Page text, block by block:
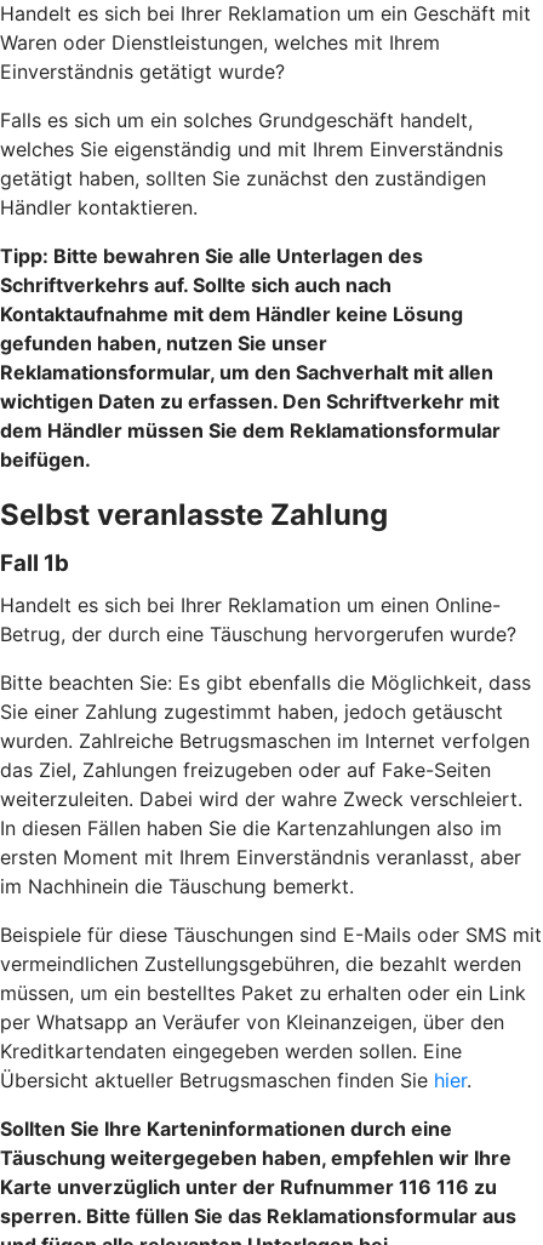
Handelt es sich bei Ihrer Reklamation um ein Geschäft mit
Waren oder Dienstleistungen, welches mit Ihrem
Einverständnis getätigt wurde?
Falls es sich um ein solches Grundgeschäft handelt,
welches Sie eigenständig und mit Ihrem Einverständnis
getätigt haben, sollten Sie zunächst den zuständigen
Händler kontaktieren.
Tipp: Bitte bewahren Sie alle Unterlagen des
Schriftverkehrs auf. Sollte sich auch nach
Kontaktaufnahme mit dem Händler keine Lösung
gefunden haben, nutzen Sie unser
Reklamationsformular, um den Sachverhalt mit allen
wichtigen Daten zu erfassen. Den Schriftverkehr mit
dem Händler müssen Sie dem Reklamationsformular
beifügen.
Selbst veranlasste Zahlung
Fall 1b
Handelt es sich bei Ihrer Reklamation um einen Online-
Betrug, der durch eine Täuschung hervorgerufen wurde?
Bitte beachten Sie: Es gibt ebenfalls die Möglichkeit, dass
Sie einer Zahlung zugestimmt haben, jedoch getäuscht
wurden. Zahlreiche Betrugsmaschen im Internet verfolgen
das Ziel, Zahlungen freizugeben oder auf Fake-Seiten
weiterzuleiten. Dabei wird der wahre Zweck verschleiert.
In diesen Fällen haben Sie die Kartenzahlungen also im
ersten Moment mit Ihrem Einverständnis veranlasst, aber
im Nachhinein die Täuschung bemerkt.
Beispiele für diese Täuschungen sind E-Mails oder SMS mit
vermeindlichen Zustellungsgebühren, die bezahlt werden
müssen, um ein bestelltes Paket zu erhalten oder ein Link
per Whatsapp an Veräufer von Kleinanzeigen, über den
Kreditkartendaten eingegeben werden sollen. Eine
Übersicht aktueller Betrugsmaschen finden Sie hier.
Sollten Sie Ihre Karteninformationen durch eine
Täuschung weitergegeben haben, empfehlen wir Ihre
Karte unverzüglich unter der Rufnummer 116 116 zu
sperren. Bitte füllen Sie das Reklamationsformular aus